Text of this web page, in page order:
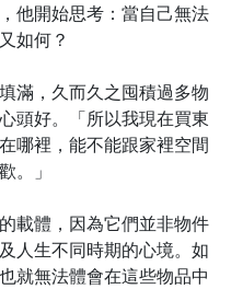
他開始思考：當自己無法
如何？
滿，久而久之囤積過多物
頭好。「所以我現在買東
哪裡，能不能跟家裡空間
。」
載體，因為它們並非物件
人生不同時期的心境。如
就無法體會在這些物品中